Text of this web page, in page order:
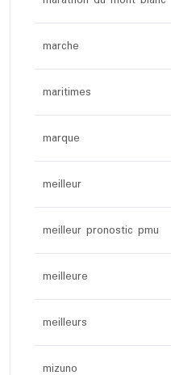
marche
maritimes
marque
meilleur
meilleur pronostic pmu
meilleure
meilleurs
mizuno